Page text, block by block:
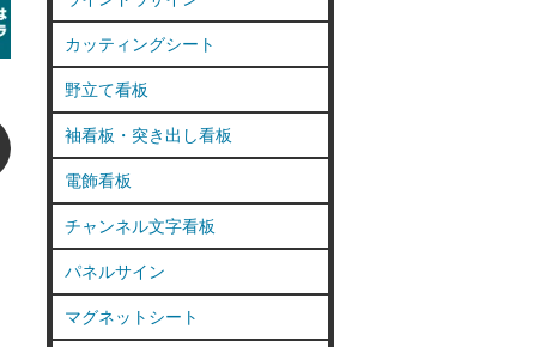
カッティングシート
野立て看板
袖看板・突き出し看板
電飾看板
チャンネル文字看板
パネルサイン
マグネットシート